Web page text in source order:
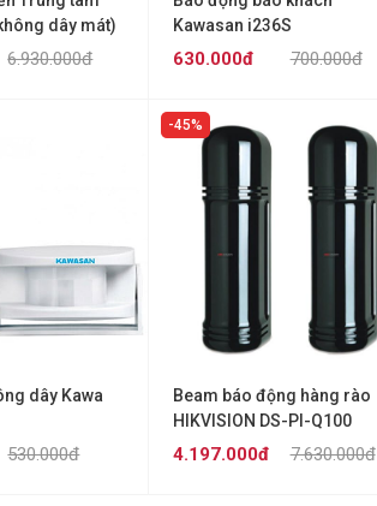
dây mát)
6.930.000đ
Kawasan i236S
700.000đ
630.000đ
dây Kawa
530.000đ
45%
Beam báo động hàng rào
HIKVISION DS-PI-Q100
7.630.000đ
4.197.000đ